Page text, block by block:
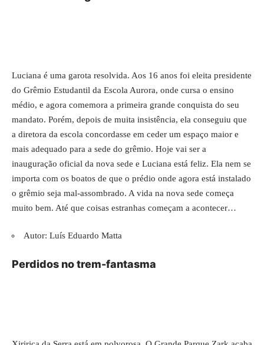
Luciana é uma garota resolvida. Aos 16 anos foi eleita presidente
do Grêmio Estudantil da Escola Aurora, onde cursa o ensino
médio, e agora comemora a primeira grande conquista do seu
mandato. Porém, depois de muita insistência, ela conseguiu que
a diretora da escola concordasse em ceder um espaço maior e
mais adequado para a sede do grêmio. Hoje vai ser a
inauguração oficial da nova sede e Luciana está feliz. Ela nem se
importa com os boatos de que o prédio onde agora está instalado
o grêmio seja mal-assombrado. A vida na nova sede começa
muito bem. Até que coisas estranhas começam a acontecer…
Autor: Luís Eduardo Matta
Perdidos no trem-fantasma